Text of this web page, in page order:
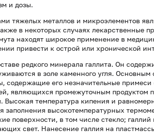
и дозы.
тяжелых металлов и микроэлементов
в некоторых случаях лекарственные
находят широкое применение в
привести к острой или хронической
редкого минерала галлита. Он
в золе каменного угля.
содержащие его незначительные примеси
являющихся промежуточным продуктом
Высокая температура кипения и
заполнения высокотемпературных
поверхности, в том числе стекло;
свет. Нанесение галлия на